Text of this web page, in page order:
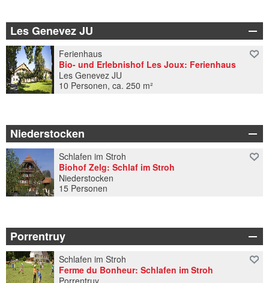
Les Genevez JU
Ferienhaus
Bio- und Erlebnishof Les Joux: Ferienhaus
Les Genevez JU
10 Personen, ca. 250 m²
Niederstocken
Schlafen im Stroh
Biohof Zelg: Schlaf im Stroh
Niederstocken
15 Personen
Porrentruy
Schlafen im Stroh
Ferme du Bonheur: Schlafen im Stroh
Porrentruy